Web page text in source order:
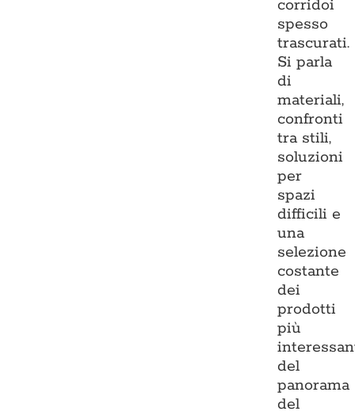
corridoi
spesso
trascurati.
Si parla
di
materiali,
confronti
tra stili,
soluzioni
per
spazi
difficili e
una
selezione
costante
dei
prodotti
più
del
panorama
del